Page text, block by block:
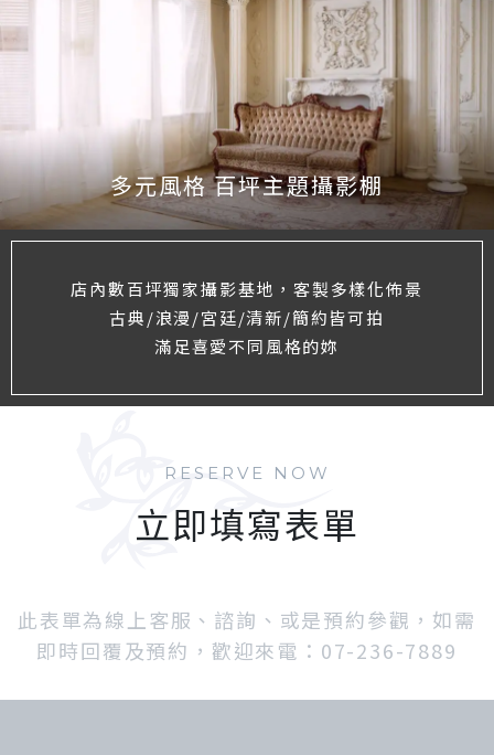
多元風格 百坪主題攝影棚
店內數百坪獨家攝影基地，客製多樣化佈景
古典/浪漫/宮廷/清新/簡約皆可拍
滿足喜愛不同風格的妳
RESERVE NOW
立即填寫表單
此表單為線上客服、諮詢、或是預約參觀，如需
即時回覆及預約，歡迎來電：07-236-7889